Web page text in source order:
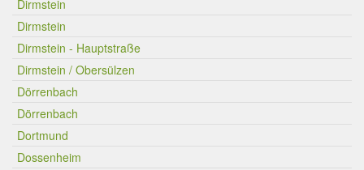
Dirmstein
Dirmstein
Dirmstein - Hauptstraße
Dirmstein / Obersülzen
Dörrenbach
Dörrenbach
Dortmund
Dossenheim